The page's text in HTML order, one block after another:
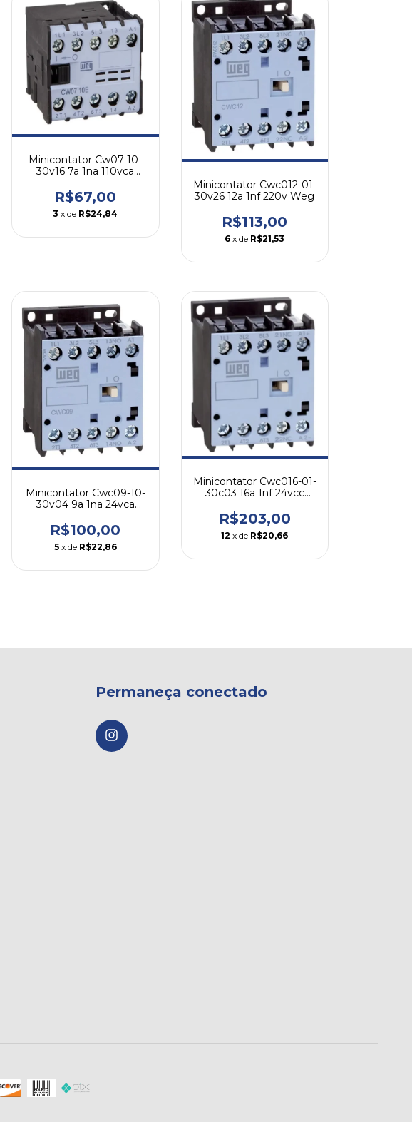
Minicontator Cw07-10-
30v16 7a 1na 110vca
R$67,00
3 x de R$24,84
Minicontator Cwc012-01-
30v26 12a 1nf 220v Weg
R$113,00
6 x de R$21,53
Minicontator Cwc09-10-
30v04 9a 1na 24vca
R$100,00
5 x de R$22,86
Minicontator Cwc016-01-
30c03 16a 1nf 24vcc
R$203,00
12 x de R$20,66
Permaneça conectado